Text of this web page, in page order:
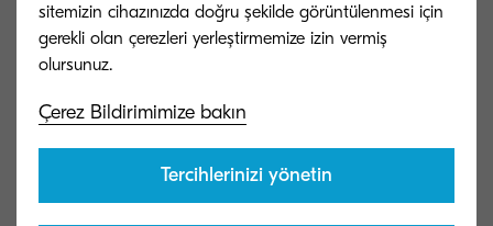
Kyocera Document Solutions Global
sitemizin cihazınızda doğru şekilde görüntülenmesi için
gerekli olan çerezleri yerleştirmemize izin vermiş
Çerez Bildirimimize bakın
Tercihlerinizi yönetin